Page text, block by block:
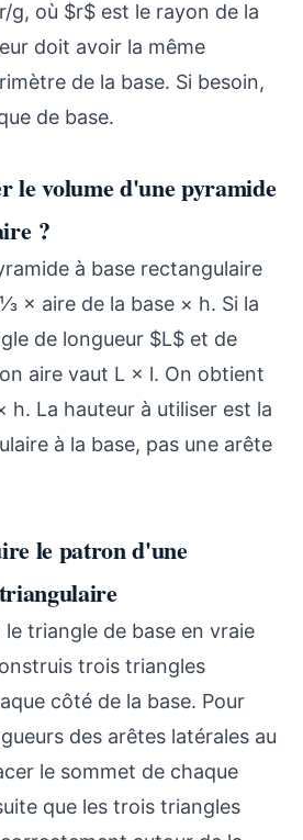
g, où $r$ est le rayon de la
doit avoir la même
de la base. Si besoin,
de base.
le volume d'une pyramide
?
à base rectangulaire
× aire de la base × h. Si la
de longueur $L$ et de
aire vaut L × l. On obtient
La hauteur à utiliser est la
à la base, pas une arête
le patron d'une
le triangle de base en vraie
trois triangles
côté de la base. Pour
des arêtes latérales au
le sommet de chaque
que les trois triangles